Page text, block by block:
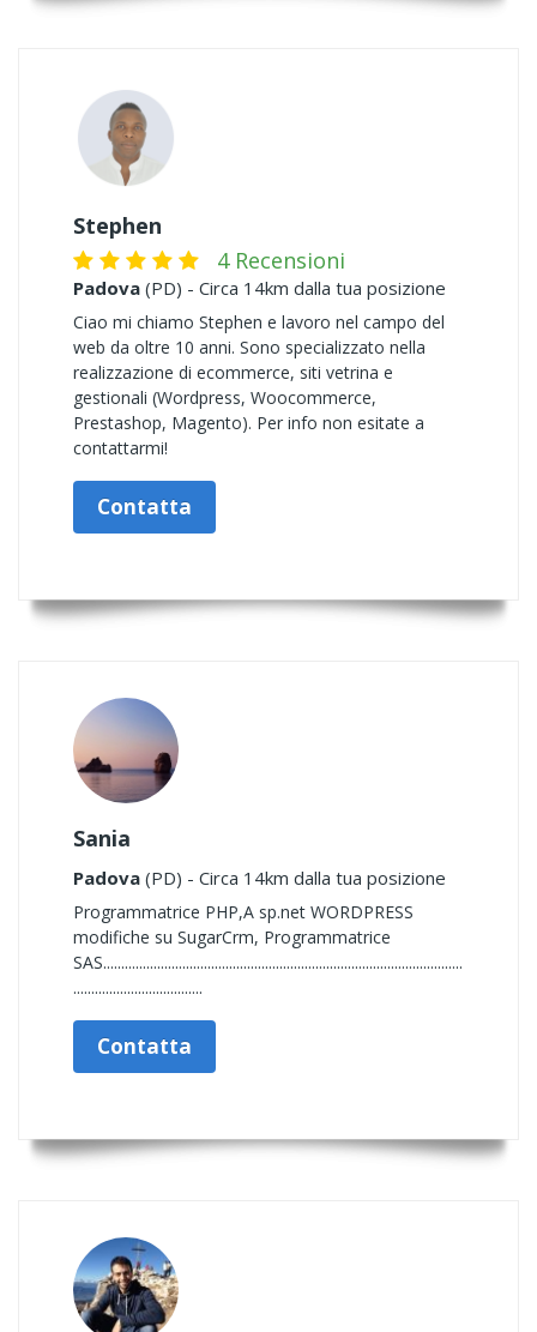
Stephen
4 Recensioni
Padova (PD) - Circa 14km dalla tua posizione
Ciao mi chiamo Stephen e lavoro nel campo del
web da oltre 10 anni. Sono specializzato nella
realizzazione di ecommerce, siti vetrina e
gestionali (Wordpress, Woocommerce,
Prestashop, Magento). Per info non esitate a
contattarmi!
Contatta
Sania
Padova (PD) - Circa 14km dalla tua posizione
Programmatrice PHP,A sp.net WORDPRESS
modifiche su SugarCrm, Programmatrice
SAS....................................................................................................
....................................
Contatta